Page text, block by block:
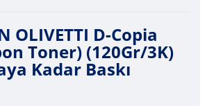
OLIVETTI D-Copia
Toner) (120Gr/3K)
Kadar Baskı